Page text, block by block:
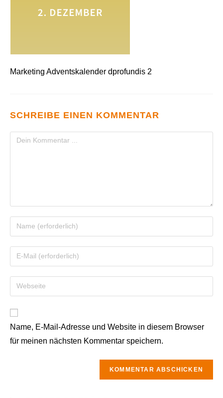
Marketing Adventskalender dprofundis 2
SCHREIBE EINEN KOMMENTAR
Kommentieren
Gib
deinen
Namen
oder
zum
Kommentieren
ein
Gib
deine
E-
Mail-
Kommentieren
ein
Gib
deine
URL
ein
(optional)
Name, E-Mail-Adresse und Website in diesem Browser
für meinen nächsten Kommentar speichern.